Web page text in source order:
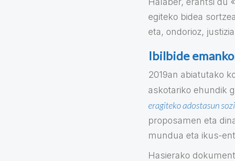
egiteko bidea
eta, ondorioz,
Ibilbide
2019an abiatutako
askotariko ehundik
eragiteko adostasun
proposamen eta
mundua eta ikus-
Hasierako